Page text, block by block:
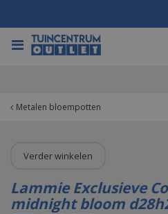
Metalen bloempotten
Verder winkelen
Lammie Exclusieve
midnight bloom